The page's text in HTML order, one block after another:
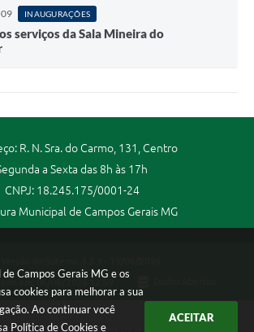
Campos Gerais MG e os
cookies para melhorar a sua
Ao continuar você
Política de Cookies e
ACEITAR
INAUGURAÇÕES
serviços da Sala Mineira do
R. N. Sra. do Carmo, 131, Centro
a Sexta das 8h às 17h
CNPJ: 18.245.175/0001-24
Municipal de Campos Gerais MG
em:
06/08/2026 12:59